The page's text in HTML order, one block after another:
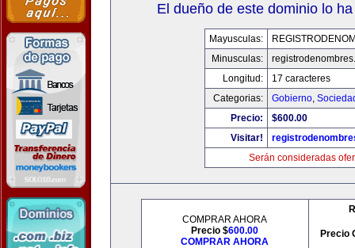
El dueño de este dominio lo
Mayusculas:
Minusculas:
Longitud:
17 caracteres
Categorias:
Gobierno,
Precio:
$600.00
Visitar!
Serán consideradas
COMPRAR AHORA
Precio $600.00
COMPRAR AHORA
Precio